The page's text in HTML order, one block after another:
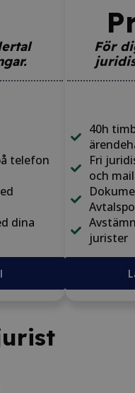
telefon
dina
För
40h
Fri
och mail​
jurister​